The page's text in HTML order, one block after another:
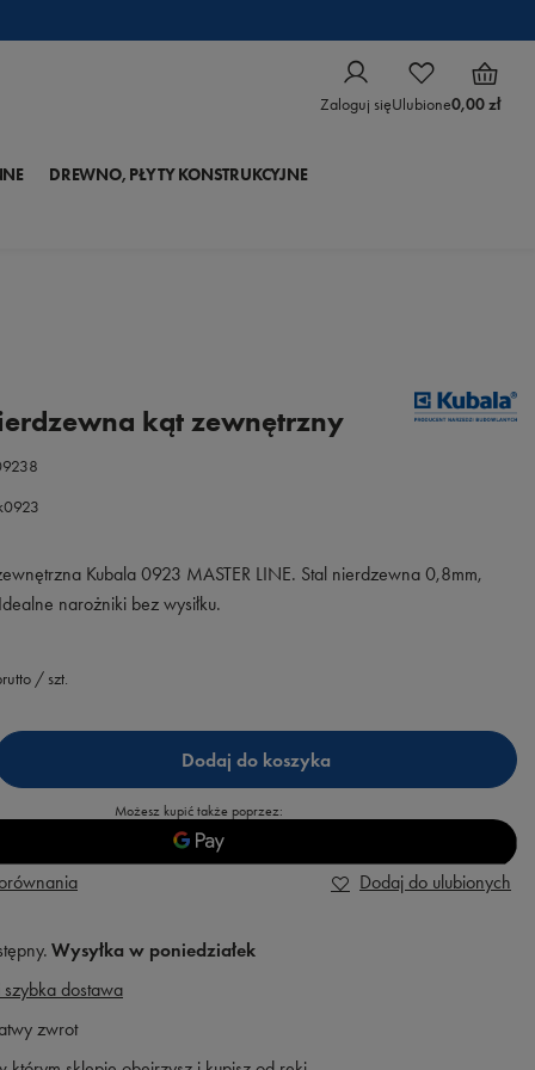
Zaloguj sięUlubione0,00 zł
DREWNO, PŁYTY KONSTRUKCYJNE
kąt zewnętrzny
Kubala 0923 MASTER LINE. Stal nierdzewna 0,8mm,
narożniki bez wysiłku.
/ szt.
Dodaj do koszyka
Możesz kupić także poprzez:
Dodaj do ulubionych
Wysyłka w poniedziałek
dostawa
zwrot